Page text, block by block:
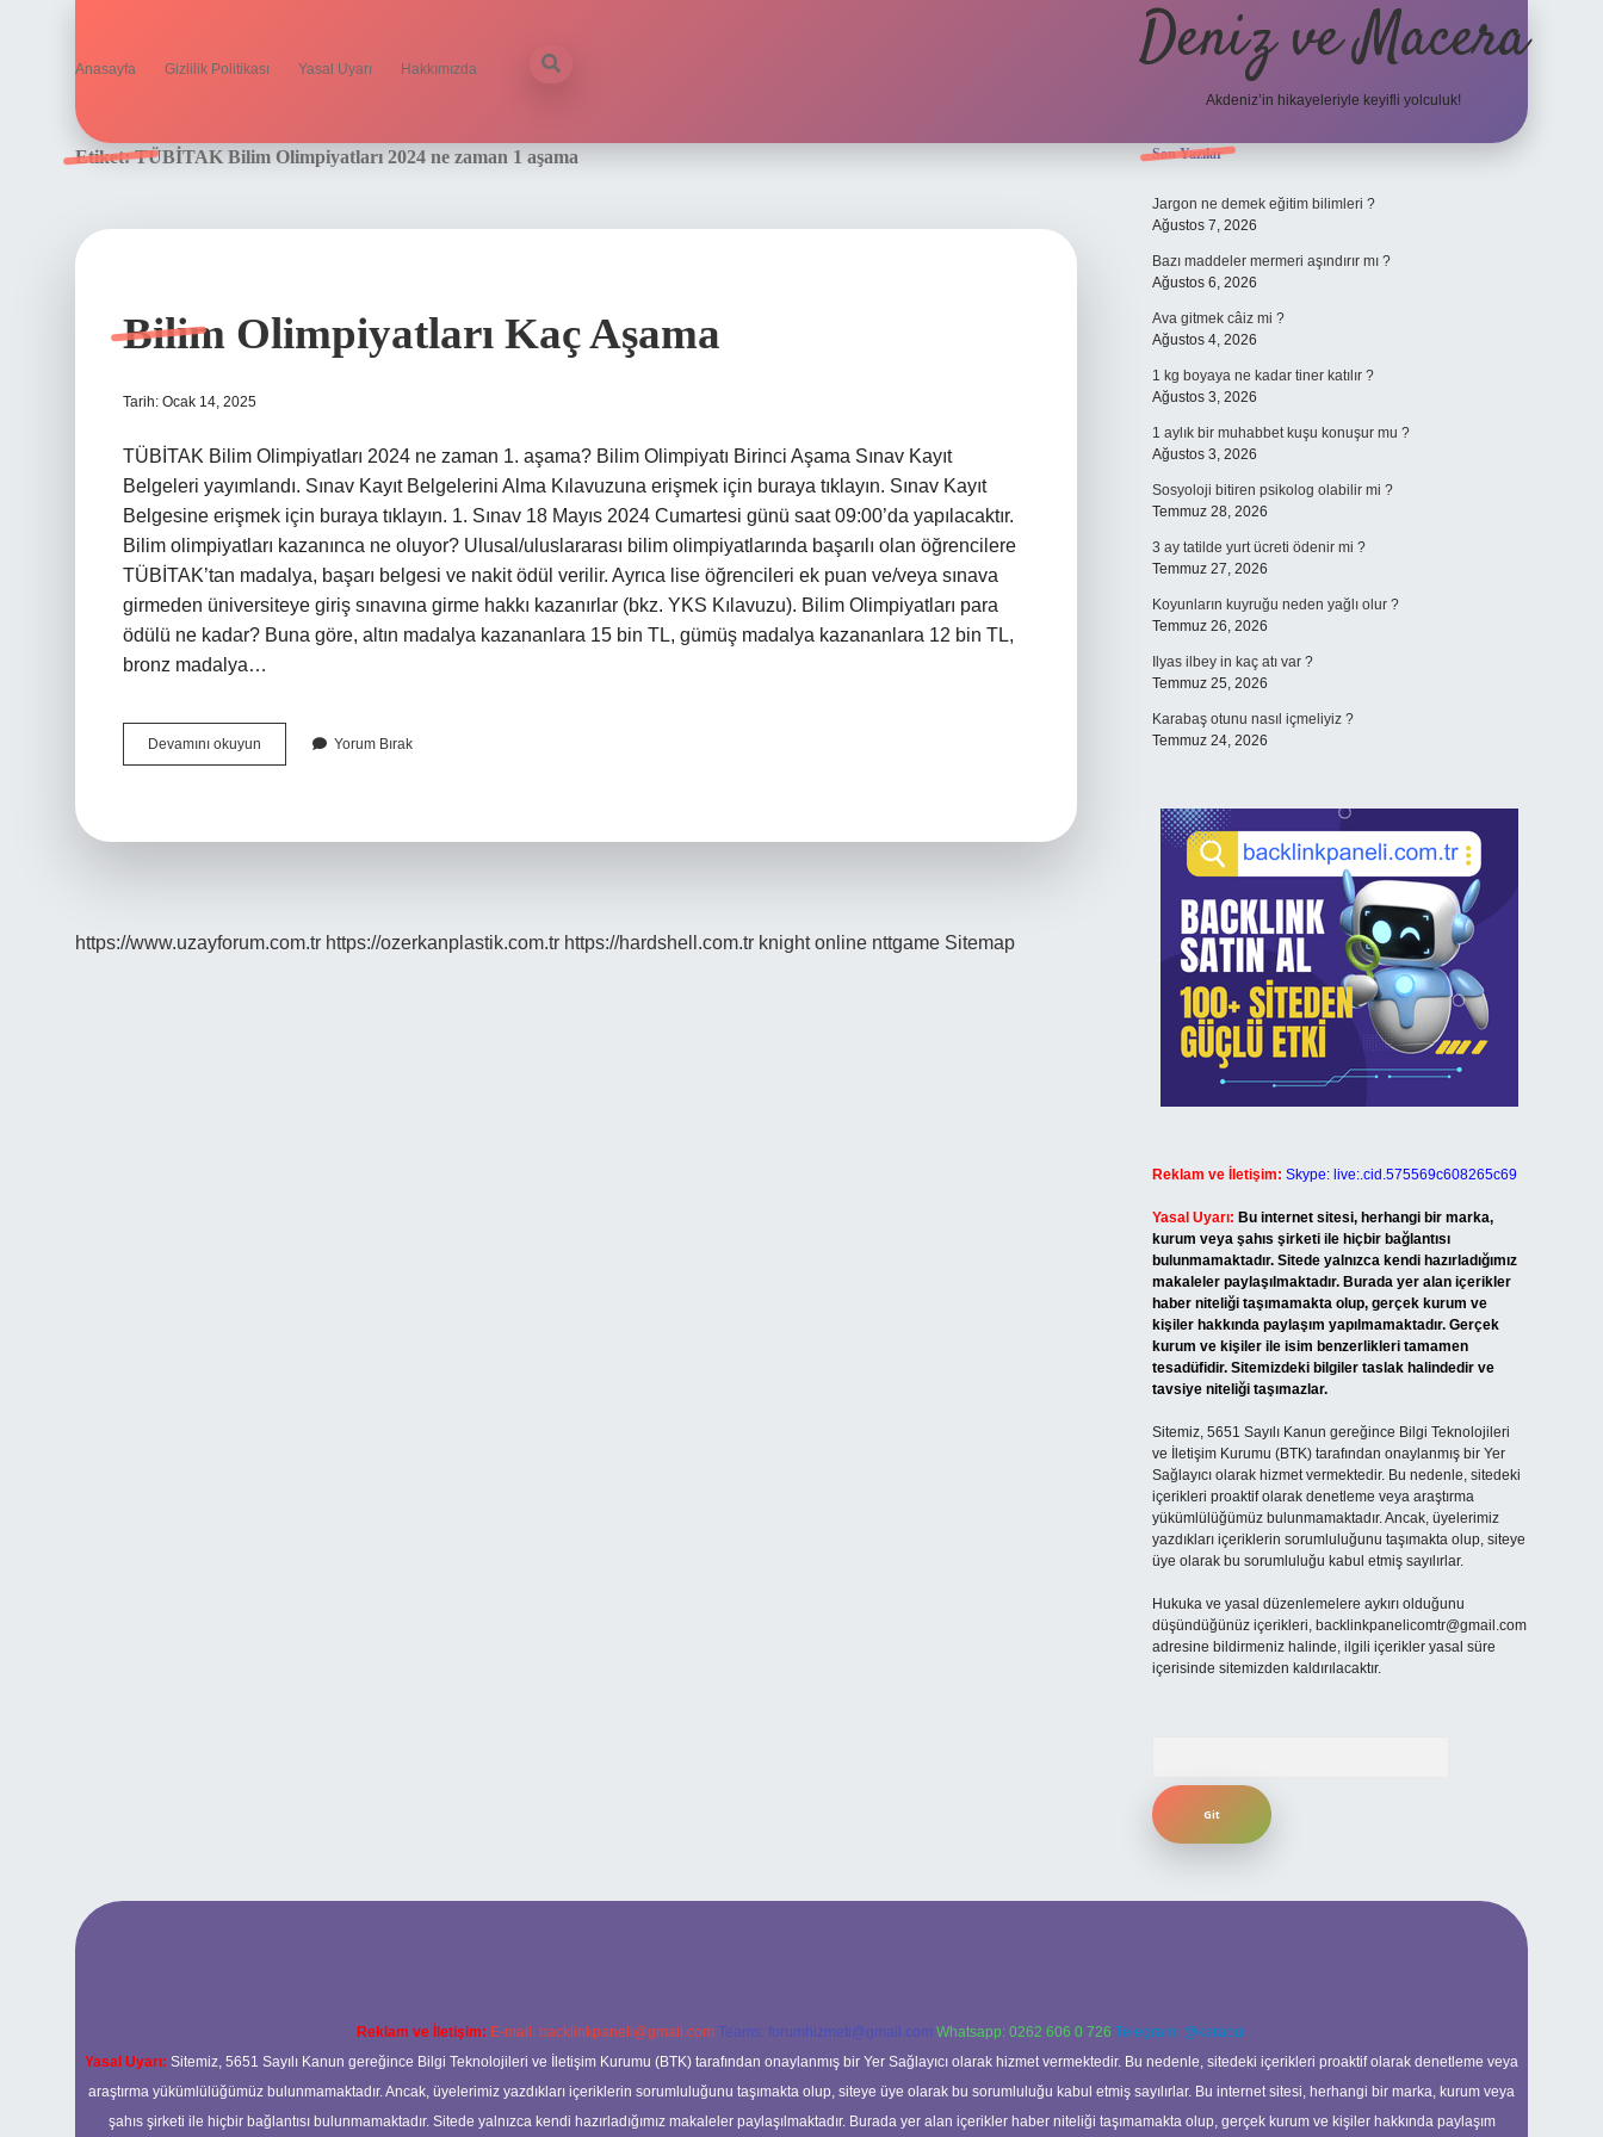
Anasayfa Gizlilik Politikası Yasal Uyarı Hakkımızda Deniz ve Macera
Akdeniz’in hikayeleriyle keyifli yolculuk!
Etiket:TÜBİTAK Bilim Olimpiyatları 2024 ne zaman 1 aşama
Bilim Olimpiyatları Kaç Aşama
Tarih: Ocak 14, 2025
TÜBİTAK Bilim Olimpiyatları 2024 ne zaman 1. aşama? Bilim Olimpiyatı Birinci Aşama Sınav Kayıt
Belgeleri yayımlandı. Sınav Kayıt Belgelerini Alma Kılavuzuna erişmek için buraya tıklayın. Sınav Kayıt
Belgesine erişmek için buraya tıklayın. 1. Sınav 18 Mayıs 2024 Cumartesi günü saat 09:00’da yapılacaktır.
Bilim olimpiyatları kazanınca ne oluyor? Ulusal/uluslararası bilim olimpiyatlarında başarılı olan öğrencilere
TÜBİTAK’tan madalya, başarı belgesi ve nakit ödül verilir. Ayrıca lise öğrencileri ek puan ve/veya sınava
girmeden üniversiteye giriş sınavına girme hakkı kazanırlar (bkz. YKS Kılavuzu). Bilim Olimpiyatları para
ödülü ne kadar? Buna göre, altın madalya kazananlara 15 bin TL, gümüş madalya kazananlara 12 bin TL,
bronz madalya…
Devamını okuyun
Olimpiyatları
Yorum Bırak
https://www.uzayforum.com.tr https://ozerkanplastik.com.tr https://hardshell.com.tr knight online nttgame Sitemap
Sidebar
Son Yazılar
Jargon ne demek eğitim bilimleri ?
Ağustos 7, 2026
Bazı maddeler mermeri aşındırır mı ?
Ağustos 6, 2026
Ava gitmek câiz mi ?
Ağustos 4, 2026
1 kg boyaya ne kadar tiner katılır ?
Ağustos 3, 2026
1 aylık bir muhabbet kuşu konuşur mu ?
Ağustos 3, 2026
Sosyoloji bitiren psikolog olabilir mi ?
Temmuz 28, 2026
3 ay tatilde yurt ücreti ödenir mi ?
Temmuz 27, 2026
Koyunların kuyruğu neden yağlı olur ?
Temmuz 26, 2026
Ilyas ilbey in kaç atı var ?
Temmuz 25, 2026
Karabaş otunu nasıl içmeliyiz ?
Temmuz 24, 2026
Reklam ve İletişim: Skype: live:.cid.575569c608265c69
Yasal Uyarı: Bu internet sitesi, herhangi bir marka,
kurum veya şahıs şirketi ile hiçbir bağlantısı
bulunmamaktadır. Sitede yalnızca kendi hazırladığımız
makaleler paylaşılmaktadır. Burada yer alan içerikler
haber niteliği taşımamakta olup, gerçek kurum ve
kişiler hakkında paylaşım yapılmamaktadır. Gerçek
kurum ve kişiler ile isim benzerlikleri tamamen
tesadüfidir. Sitemizdeki bilgiler taslak halindedir ve
tavsiye niteliği taşımazlar.
Sitemiz, 5651 Sayılı Kanun gereğince Bilgi Teknolojileri
ve İletişim Kurumu (BTK) tarafından onaylanmış bir Yer
Sağlayıcı olarak hizmet vermektedir. Bu nedenle, sitedeki
içerikleri proaktif olarak denetleme veya araştırma
yükümlülüğümüz bulunmamaktadır. Ancak, üyelerimiz
yazdıkları içeriklerin sorumluluğunu taşımakta olup, siteye
üye olarak bu sorumluluğu kabul etmiş sayılırlar.
Hukuka ve yasal düzenlemelere aykırı olduğunu
düşündüğünüz içerikleri, backlinkpanelicomtr@gmail.com
adresine bildirmeniz halinde, ilgili içerikler yasal süre
içerisinde sitemizden kaldırılacaktır.
Reklam ve İletişim: E-mail: backlinkpaneli@gmail.com Teams: forumhizmeti@gmail.com Whatsapp: 0262 606 0 726 Telegram: @karabul
Yasal Uyarı: Sitemiz, 5651 Sayılı Kanun gereğince Bilgi Teknolojileri ve İletişim Kurumu (BTK) tarafından onaylanmış bir Yer Sağlayıcı olarak hizmet vermektedir. Bu nedenle, sitedeki içerikleri proaktif olarak denetleme veya
araştırma yükümlülüğümüz bulunmamaktadır. Ancak, üyelerimiz yazdıkları içeriklerin sorumluluğunu taşımakta olup, siteye üye olarak bu sorumluluğu kabul etmiş sayılırlar. Bu internet sitesi, herhangi bir marka, kurum veya
şahıs şirketi ile hiçbir bağlantısı bulunmamaktadır. Sitede yalnızca kendi hazırladığımız makaleler paylaşılmaktadır. Burada yer alan içerikler haber niteliği taşımamakta olup, gerçek kurum ve kişiler hakkında paylaşım